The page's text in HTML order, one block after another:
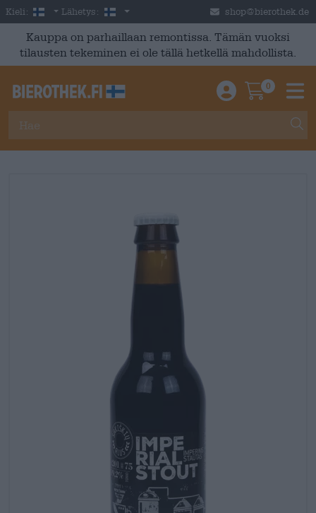
Skip to main content
Kieli: Finnish
Lähetys: Suomi shop@bierothek.de
Kauppa on parhaillaan remontissa. Tämän vuoksi
tilausten tekeminen ei ole tällä hetkellä mahdollista.
Einloggen /
0